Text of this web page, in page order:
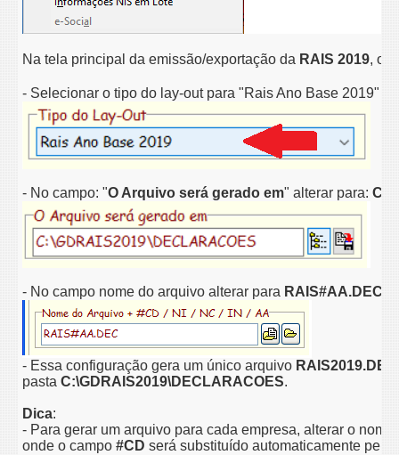
Na tela principal da emissão/exportação da RAIS 2019,
- Selecionar o tipo do lay-out para "Rais Ano Base 2019"
- No campo: "O Arquivo será gerado em" alterar para:
- No campo nome do arquivo alterar para RAIS#AA.DEC
- Essa configuração gera um único arquivo RAIS2019.DEC
pasta C:\GDRAIS2019\DECLARACOES.
Dica:
- Para gerar um arquivo para cada empresa, alterar o
onde o campo #CD será substituído automaticamente pelo